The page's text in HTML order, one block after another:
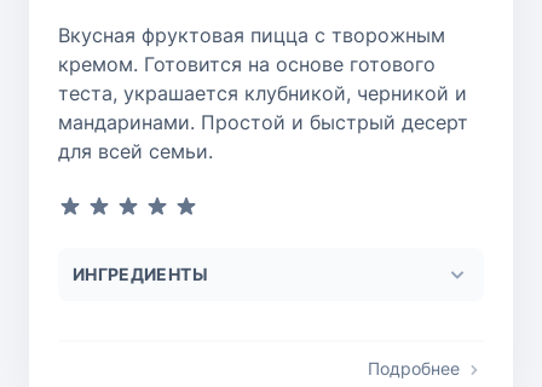
Вкусная фруктовая пицца с творожным
кремом. Готовится на основе готового
теста, украшается клубникой, черникой и
мандаринами. Простой и быстрый десерт
для всей семьи.
ИНГРЕДИЕНТЫ
Подробнее